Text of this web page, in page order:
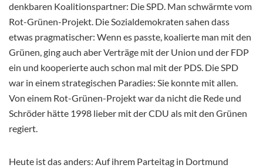
denkbaren Koalitionspartner: Die SPD. Man schwärmte vom
Rot-Grünen-Projekt. Die Sozialdemokraten sahen dass
etwas pragmatischer: Wenn es passte, koalierte man mit den
Grünen, ging auch aber Verträge mit der Union und der FDP
ein und kooperierte auch schon mal mit der PDS. Die SPD
war in einem strategischen Paradies: Sie konnte mit allen.
Von einem Rot-Grünen-Projekt war da nicht die Rede und
Schröder hätte 1998 lieber mit der CDU als mit den Grünen
regiert.
Heute ist das anders: Auf ihrem Parteitag in Dortmund